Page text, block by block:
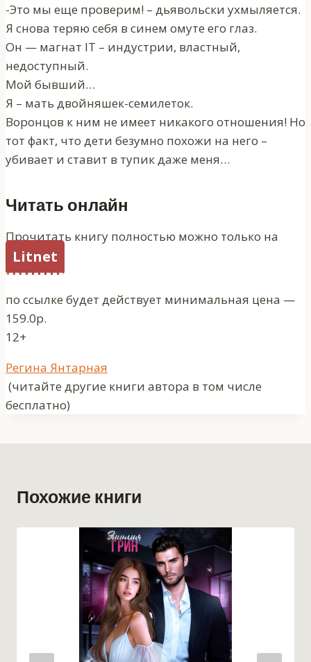
-Это мы еще проверим! – дьявольски ухмыляется.
Я снова теряю себя в синем омуте его глаз.
Он — магнат IT – индустрии, властный,
недоступный.
Мой бывший…
Я – мать двойняшек-семилеток.
Воронцов к ним не имеет никакого отношения! Но
тот факт, что дети безумно похожи на него –
убивает и ставит в тупик даже меня…
Читать онлайн
Прочитать книгу полностью можно только на
Litnet
по ссылке будет действует минимальная цена —
159.0р.
12+
Метки
записи:
Регина Янтарная
(читайте другие книги автора в том числе
бесплатно)
Похожие книги